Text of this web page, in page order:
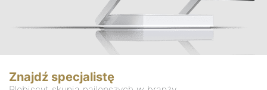
Znajdź specjalistę